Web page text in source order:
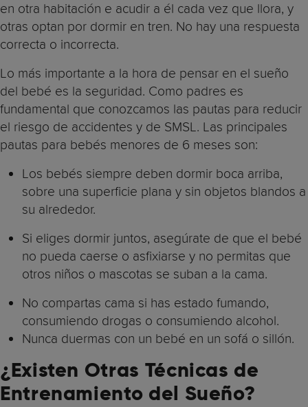
en otra habitación e acudir a él cada vez que llora, y
otras optan por dormir en tren. No hay una respuesta
correcta o incorrecta.
Lo más importante a la hora de pensar en el sueño
del bebé es la seguridad. Como padres es
fundamental que conozcamos las pautas para reducir
el riesgo de accidentes y de SMSL. Las principales
pautas para bebés menores de 6 meses son:
Los bebés siempre deben dormir boca arriba,
sobre una superficie plana y sin objetos blandos a
su alrededor.
Si eliges dormir juntos, asegúrate de que el bebé
no pueda caerse o asfixiarse y no permitas que
otros niños o mascotas se suban a la cama.
No compartas cama si has estado fumando,
consumiendo drogas o consumiendo alcohol.
Nunca duermas con un bebé en un sofá o sillón.
¿Existen Otras Técnicas de
Entrenamiento del Sueño?